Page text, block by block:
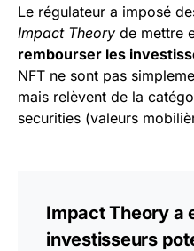
Le régulateur a imposé
Impact Theory de mettre
rembourser les
NFT ne sont pas
mais relèvent de la
securities (valeurs
Impact Theory a
investisseurs